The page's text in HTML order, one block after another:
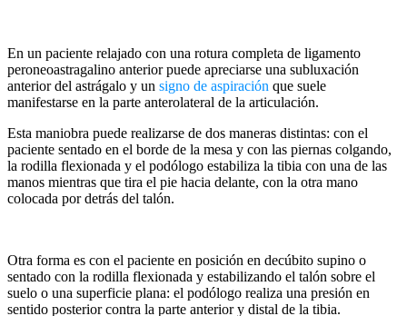
En un paciente relajado con una rotura completa de ligamento
peroneoastragalino anterior puede apreciarse una subluxación
anterior del astrágalo y un signo de aspiración que suele
manifestarse en la parte anterolateral de la articulación.
Esta maniobra puede realizarse de dos maneras distintas: con el
paciente sentado en el borde de la mesa y con las piernas colgando,
la rodilla flexionada y el podólogo estabiliza la tibia con una de las
manos mientras que tira el pie hacia delante, con la otra mano
colocada por detrás del talón.
Otra forma es con el paciente en posición en decúbito supino o
sentado con la rodilla flexionada y estabilizando el talón sobre el
suelo o una superficie plana: el podólogo realiza una presión en
sentido posterior contra la parte anterior y distal de la tibia.